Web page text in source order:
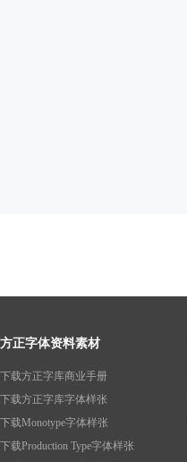
方正字体资料素材
下载方正字库商业手册
下载方正字库字体样张
下载Monotype字体样张
下载Production Type字体样张